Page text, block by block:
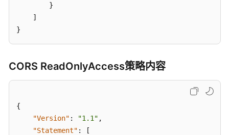
共
担
云
级
}
]
}
CORS ReadOnlyAccess策略内容
{
"Version" : "1.1" ,
"Statement" :
[